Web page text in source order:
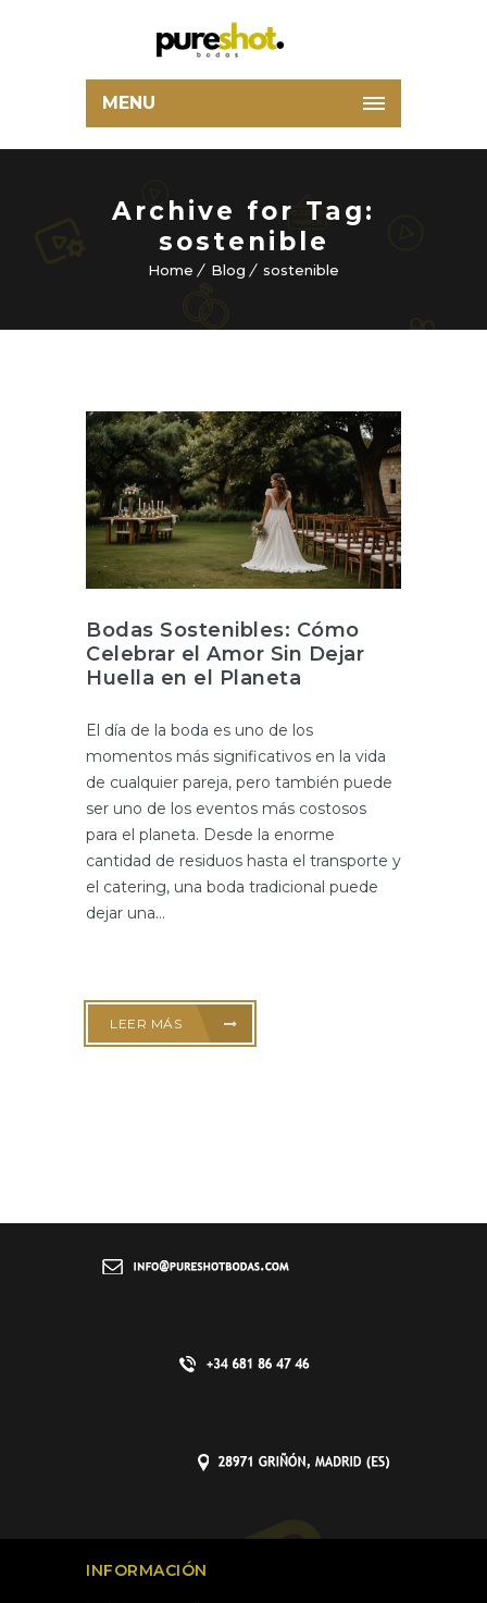
MENU
Archive for Tag:
sostenible
Home Blog sostenible
Bodas Sostenibles: Cómo
Celebrar el Amor Sin Dejar
Huella en el Planeta
El día de la boda es uno de los
momentos más significativos en la vida
de cualquier pareja, pero también puede
ser uno de los eventos más costosos
para el planeta. Desde la enorme
cantidad de residuos hasta el transporte y
el catering, una boda tradicional puede
dejar una...
LEER MÁS
INFORMACIÓN